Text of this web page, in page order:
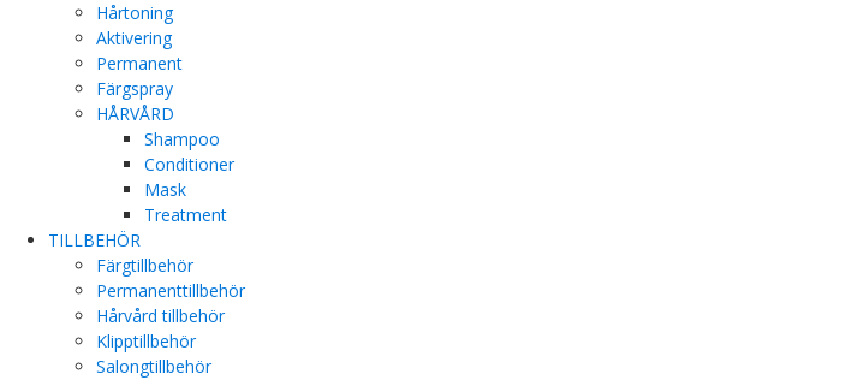
Hårtoning
Aktivering
Permanent
Färgspray
HÅRVÅRD
Shampoo
Conditioner
Mask
Treatment
TILLBEHÖR
Färgtillbehör
Permanenttillbehör
Hårvård tillbehör
Klipptillbehör
Salongtillbehör